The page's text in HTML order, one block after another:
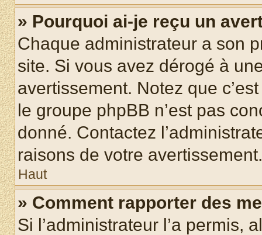
» Pourquoi ai-je reçu un
Chaque administrateur a son
site. Si vous avez dérogé à
avertissement. Notez que
le groupe phpBB n’est pas
donné. Contactez
raisons de votre avertissement.
Haut
» Comment rapporter des
Si l’administrateur l’a permis,